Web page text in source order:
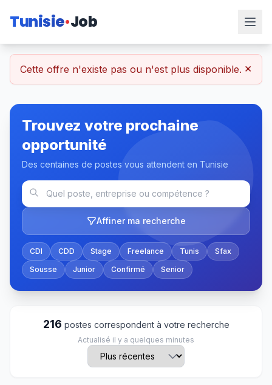
Tunisie Job
Cette offre n'existe pas ou n'est plus disponible. ×
Trouvez votre prochaine
opportunité
Des centaines de postes vous attendent en Tunisie
Affiner ma recherche
CDI CDD Stage Freelance Tunis
Sfax
Sousse
Junior Confirmé Senior
216 postes correspondent à votre recherche
Actualisé il y a quelques minutes